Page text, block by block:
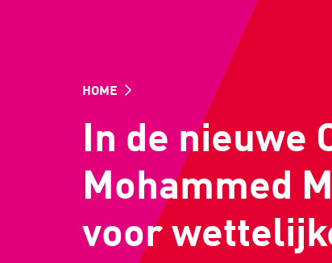
HOME
In de nieuwe
Mohammed
voor